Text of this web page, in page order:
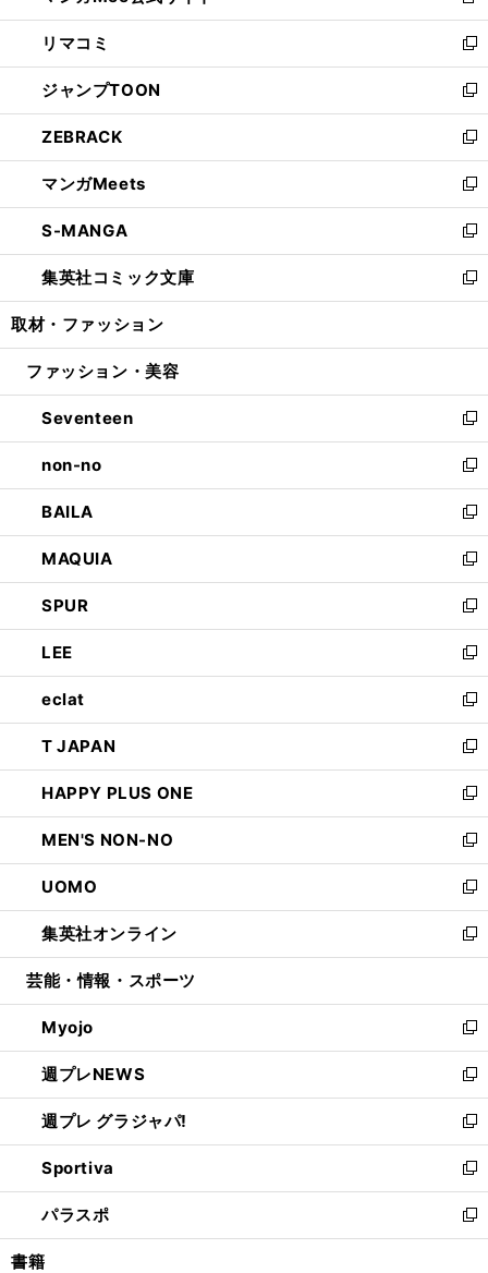
ウ
で
開
く
ン
ド
ウ
で
開
く
ウ
ィ
ン
ド
ウ
で
開
く
し
い
ウ
ィ
ン
ド
ウ
で
開
く
リマコミ
新
し
い
ウ
ィ
ン
ド
ウ
で
開
く
ジャンプTOON
新
し
い
ウ
ィ
ン
ド
ウ
で
開
ZEBRACK
新
し
い
ウ
ィ
ン
ド
ウ
開
マンガMeets
新
し
い
ウ
ィ
ン
ウ
開
く
S-MANGA
新
し
い
ウ
ン
ウ
で
開
く
集英社コミック文庫
新
し
ウ
ン
ド
ウ
で
開
く
取材・ファッション
ファッション・美容
Seventeen
新
し
い
ウ
ィ
ン
ド
ウ
で
開
く
non-no
新
し
い
ウ
ィ
ン
ド
ウ
で
開
く
BAILA
新
し
い
ウ
ィ
ン
ド
ウ
で
開
く
MAQUIA
新
し
い
ウ
ィ
ン
ド
ウ
で
開
く
SPUR
新
し
い
ウ
ィ
ン
ド
ウ
で
開
く
LEE
新
し
い
ウ
ィ
ン
ド
ウ
で
開
く
eclat
新
し
い
ウ
ィ
ン
ド
ウ
で
開
く
T JAPAN
新
し
い
ウ
ィ
ン
ド
ウ
で
開
HAPPY PLUS ONE
新
し
い
ウ
ィ
ン
ド
ウ
開
く
MEN'S NON-NO
新
し
い
ウ
ィ
ン
ウ
で
開
く
UOMO
新
し
い
ウ
ン
ド
ウ
で
開
く
集英社オンライン
新
し
ウ
ィ
ン
ド
ウ
で
開
く
芸能・情報・スポーツ
Myojo
新
し
い
ウ
ィ
ン
ド
ウ
で
開
週プレNEWS
新
し
い
ウ
ィ
ン
ド
ウ
週プレ グラジャパ!
新
し
い
ウ
ィ
ン
Sportiva
新
し
い
ウ
パラスポ
新
し
書籍